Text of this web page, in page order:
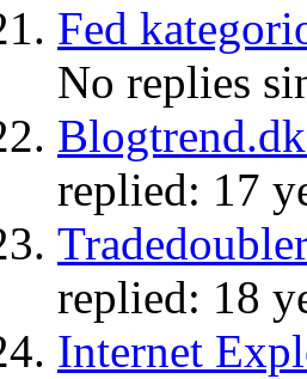
Fed
No replies
replied: 17
replied: 18
Internet